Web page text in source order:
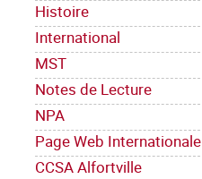
Histoire
International
MST
Notes de Lecture
NPA
Page Web Internationale
CCSA Alfortville